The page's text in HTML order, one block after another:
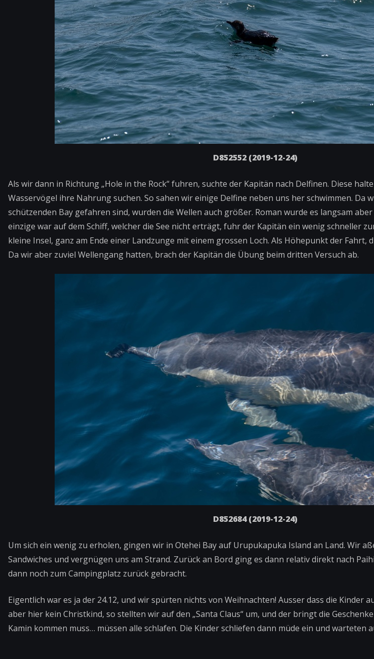
D852552 (2019-12-24)
Als wir dann in Richtung „Hole in the Rock“ fuhren, suchte der Kapitän nach Delfinen. Diese
Wasservögel ihre Nahrung suchen. So sahen wir einige Delfine neben uns her schwimmen. Da
schützenden Bay gefahren sind, wurden die Wellen auch größer. Roman wurde es langsam
einzige war auf dem Schiff, welcher die See nicht erträgt, fuhr der Kapitän ein wenig schneller
kleine Insel, ganz am Ende einer Landzunge mit einem grossen Loch. Als Höhepunkt der Fahrt,
Da wir aber zuviel Wellengang hatten, brach der Kapitän die Übung beim dritten Versuch ab.
D852684 (2019-12-24)
Um sich ein wenig zu erholen, gingen wir in Otehei Bay auf Urupukapuka Island an Land. Wir
Sandwiches und vergnügen uns am Strand. Zurück an Bord ging es dann relativ direkt nach
dann noch zum Campingplatz zurück gebracht.
Eigentlich war es ja der 24.12, und wir spürten nichts von Weihnachten! Ausser dass die Kinder
aber hier kein Christkind, so stellten wir auf den „Santa Claus“ um, und der bringt die
Kamin kommen muss… müssen alle schlafen. Die Kinder schliefen dann müde ein und warteten